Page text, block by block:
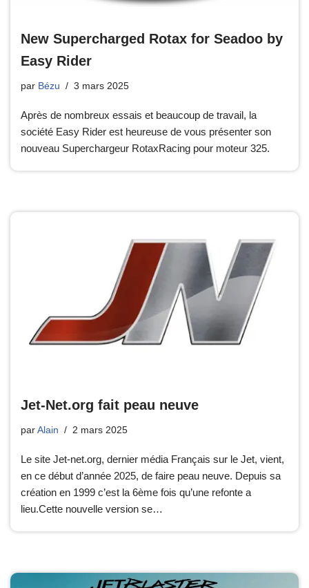
New Supercharged Rotax for Seadoo by
Easy Rider
par Bézu 3 mars 2025
Après de nombreux essais et beaucoup de travail, la
société Easy Rider est heureuse de vous présenter son
nouveau Superchargeur RotaxRacing pour moteur 325.
Jet-Net.org fait peau neuve
par Alain 2 mars 2025
Le site Jet-net.org, dernier média Français sur le Jet, vient,
en ce début d’année 2025, de faire peau neuve. Depuis sa
création en 1999 c’est la 6ème fois qu’une refonte a
lieu.Cette nouvelle version se…